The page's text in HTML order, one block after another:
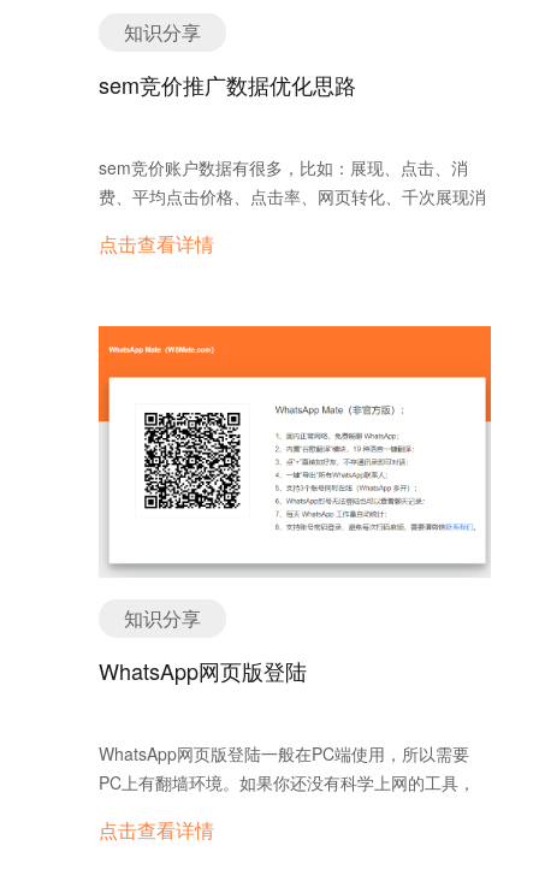
化阅读体验： 使用简短的句子，避免复杂术语（工具
助用户更好地理解操作步骤（如浓缩咖啡制作流
度，压缩图片，减少重定向，提升用户体验。 五、长
期维护与更新 SEO是一项长期工作，定期更新内容
至关重要。 动态更新机制：使用WordPress SEO插
于快速变化的主题（如科技产品测评），设定定期更
新和修订计划。 六、优化技术SEO基础 技术SEO
是优化网站架构和数据结构的关键部分。…
信号） -> AI爬虫抓取 ->验证EEAT（信任度）-> 提
升独立站权重。 运营启示： 关联性验证：你的独
立站Footer必须包含指向LinkedIn、Twitter(X)、
态”。 一致性：AI会比对独立站上的“About Us”与
LinkedIn上的“Company Profile”是否一致。如果不一
Search（社交搜索）：截获“搜索前”的流量 数据表
搜索，而不是Google。 这意味着，社媒不再只
是“逛”的地方，而是“搜”的地方。你的独立站如果只
知识分享
sem竞价推广数据优化思路
sem竞价账户数据有很多，比如：展现、点击、消
费、平均点击价格、点击率、网页转化、千次展现消
去做好sem竞价账户优化呢？ 展现低 展现低或者无
创意。 点击低 展现正常，但点击量低。一般是排
哪里去，可以优化创意，加多一些创意样式（附加创
意、高级创意、组件） 消费低 消费低，说明点击
低。消费低，一方面要提升点击（价格和创意），尤
其是意向词的点击。另一方面要拓展有效词，增加账
题：1、检查着陆页的打开速度；2、检查着陆页的错
但编错了，回到了主页；3、检查着陆页的内容，内
容质量差自然没有对话；4、针对对话低的情况，可
以优化着陆页内容或者更换着陆页（基于专题转化表
不必要的浪费。可以通过关键词转化表（成本表）合
理降价 做sem推广每天都和数据打交道，竞价虽然不
话，婉转展点消，账户优化不是难题。加上相关数据
点击查看详情
知识分享
WhatsApp网页版登陆
WhatsApp网页版登陆一般在PC端使用，所以需要
PC上有翻墙环境。如果你还没有科学上网的工具，
WhatsApp。因为ZF原因，这里无法提供科学上网的
点击查看详情